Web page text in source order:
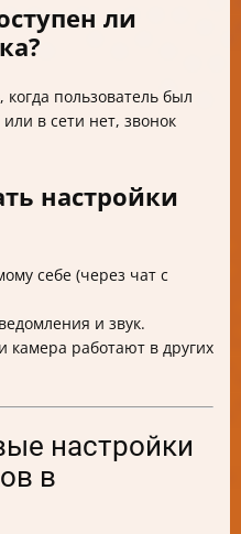
ли
пользователь был
в сети нет, звонок
настройки
себе (через чат с
и звук.
камера работают в других
настройки
в